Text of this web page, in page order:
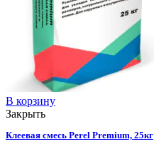
В корзину
Закрыть
Клеевая смесь Perel Premium, 25кг